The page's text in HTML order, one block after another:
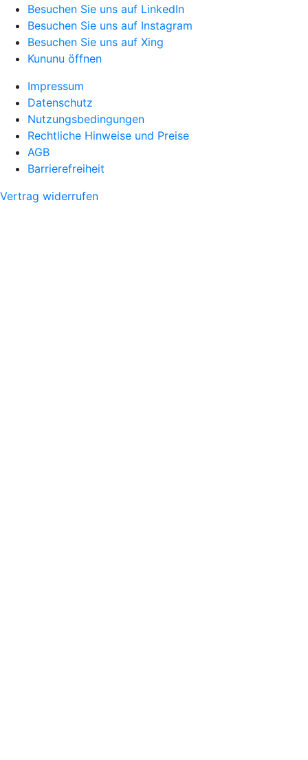
Besuchen Sie uns auf LinkedIn
Besuchen Sie uns auf Instagram
Besuchen Sie uns auf Xing
Kununu öffnen
Impressum
Datenschutz
Nutzungsbedingungen
Rechtliche Hinweise und Preise
AGB
Barrierefreiheit
Vertrag widerrufen